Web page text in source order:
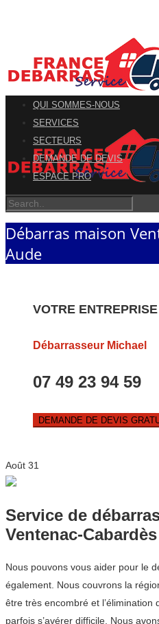
QUI SOMMES-NOUS
SERVICES
SECTEURS
DEMANDE DE DEVIS
ESPACE PRO
Débarras maison
Aude
VOTRE
Débarrasseur Michael
07 49 23 94 59
DEMANDE DE DEVIS
Août 31
Service de
Ventenac-Cabardès
Nous pouvons vous aider pour le
également. Nous couvrons la
être très encombré et l’élimination
parfois s’avérer difficile. Nous